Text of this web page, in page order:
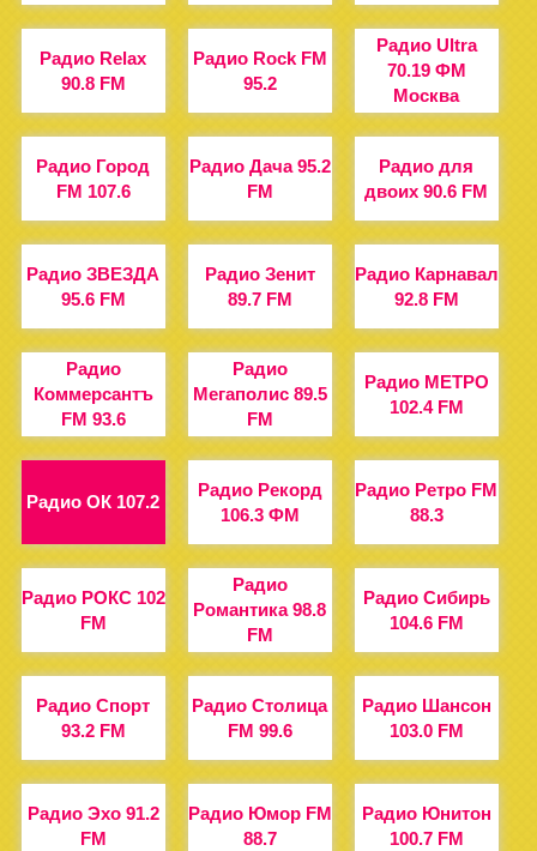
Радио Relax
90.8 FM
Радио Rock FM
95.2
Радио Ultra
70.19 ФМ
Москва
Радио Город
FM 107.6
Радио Дача 95.2
FM
Радио для
двоих 90.6 FM
Радио ЗВЕЗДА
95.6 FM
Радио Зенит
89.7 FM
Радио Карнавал
92.8 FM
Радио
Коммерсантъ
FM 93.6
Радио
Мегаполис 89.5
FM
Радио МЕТРО
102.4 FM
Радио ОК 107.2
Радио Рекорд
106.3 ФМ
Радио Ретро FM
88.3
Радио РОКС 102
FM
Радио
Романтика 98.8
FM
Радио Сибирь
104.6 FM
Радио Спорт
93.2 FM
Радио Столица
FM 99.6
Радио Шансон
103.0 FM
Радио Эхо 91.2
FM
Радио Юмор FM
88.7
Радио Юнитон
100.7 FM